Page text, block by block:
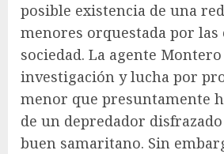
posible existencia de una
menores orquestada por las
sociedad. La agente
investigación y lucha por
menor que presuntamente
de un depredador
buen samaritano. Sin